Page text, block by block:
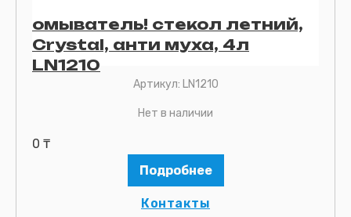
омыватель! стекол летний,
Crystal, анти муха, 4л
LN1210
Артикул: LN1210
Нет в наличии
0 ₸
Подробнее
Контакты